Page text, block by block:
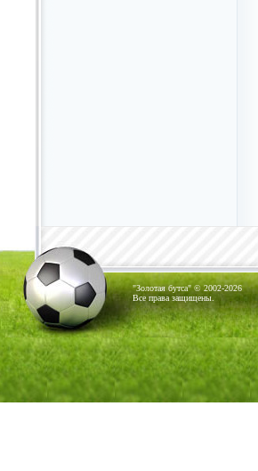
"Золотая бутса" © 2002-2026
Все права защищены.